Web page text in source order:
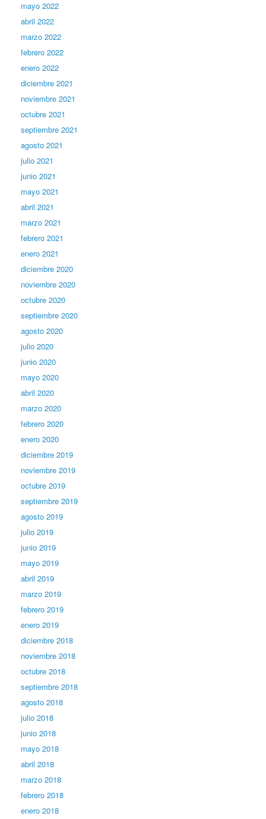
mayo 2022
abril 2022
marzo 2022
febrero 2022
enero 2022
diciembre 2021
noviembre 2021
octubre 2021
septiembre 2021
agosto 2021
julio 2021
junio 2021
mayo 2021
abril 2021
marzo 2021
febrero 2021
enero 2021
diciembre 2020
noviembre 2020
octubre 2020
septiembre 2020
agosto 2020
julio 2020
junio 2020
mayo 2020
abril 2020
marzo 2020
febrero 2020
enero 2020
diciembre 2019
noviembre 2019
octubre 2019
septiembre 2019
agosto 2019
julio 2019
junio 2019
mayo 2019
abril 2019
marzo 2019
febrero 2019
enero 2019
diciembre 2018
noviembre 2018
octubre 2018
septiembre 2018
agosto 2018
julio 2018
junio 2018
mayo 2018
abril 2018
marzo 2018
febrero 2018
enero 2018